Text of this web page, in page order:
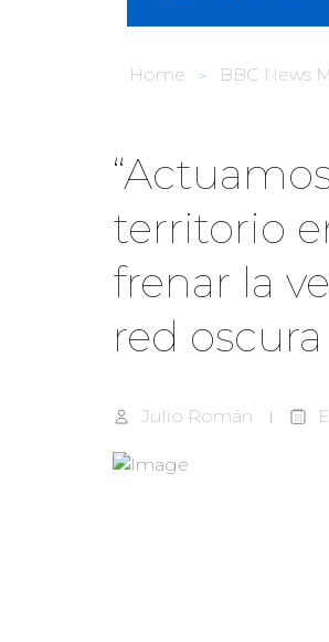
Home BBC News
territorio
frenar la
red oscura
Julio Román